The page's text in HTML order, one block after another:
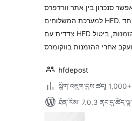
סנכרון בין אתר וורדפרס
למערכת המשלוחים HFD. התממשקות חד
צדדית עם HFD הכוללת שליחת הזמנות, ביטול
hfdepost
སྒྲིག་འཇུག་བྱས་ཚད། 1,000+
ཐོན་རིམ་ 7.0.3